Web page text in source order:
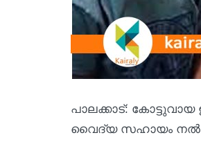
പാലക്കാട്:
വൈദ്യ സഹായം